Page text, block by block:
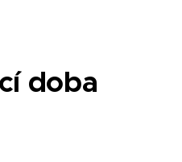
doba